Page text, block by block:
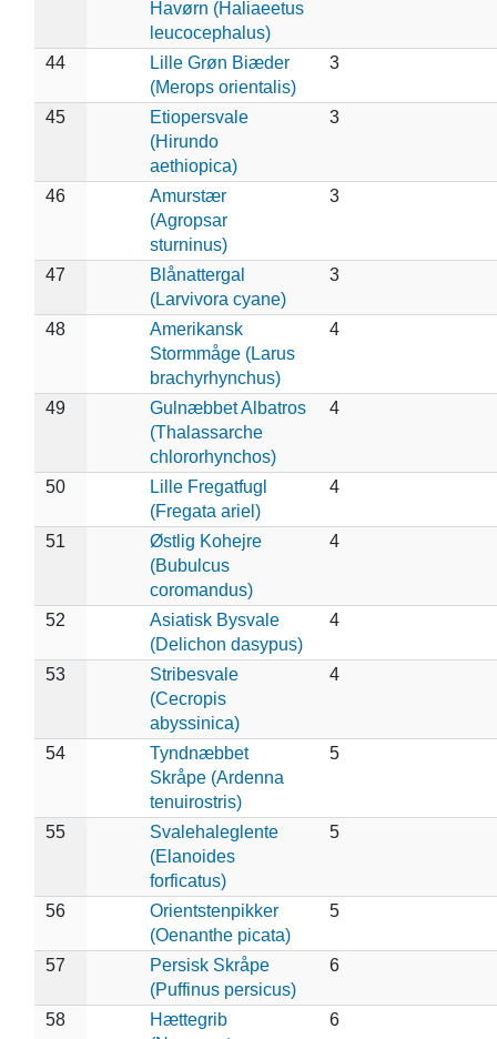
Havørn (Haliaeetus
leucocephalus)
44
Lille Grøn Biæder
(Merops orientalis)
3
45
Etiopersvale
(Hirundo
aethiopica)
3
46
Amurstær
(Agropsar
sturninus)
3
47
Blånattergal
(Larvivora cyane)
3
48
Amerikansk
Stormmåge (Larus
brachyrhynchus)
4
49
Gulnæbbet Albatros
(Thalassarche
chlororhynchos)
4
50
Lille Fregatfugl
(Fregata ariel)
4
51
Østlig Kohejre
(Bubulcus
coromandus)
4
52
Asiatisk Bysvale
(Delichon dasypus)
4
53
Stribesvale
(Cecropis
abyssinica)
4
54
Tyndnæbbet
Skråpe (Ardenna
tenuirostris)
5
55
Svalehaleglente
(Elanoides
forficatus)
5
56
Orientstenpikker
(Oenanthe picata)
5
57
Persisk Skråpe
(Puffinus persicus)
6
58
Hættegrib
6